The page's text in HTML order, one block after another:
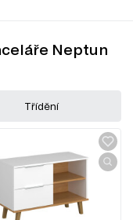
Neptun
Třídění